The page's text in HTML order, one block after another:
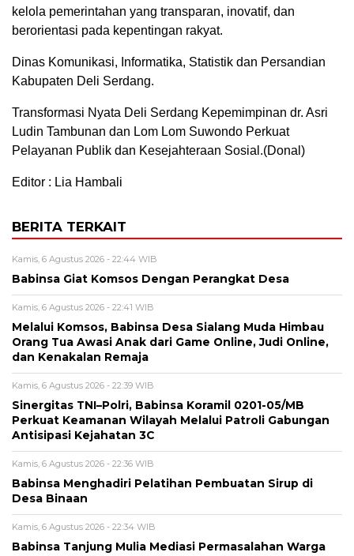
kelola pemerintahan yang transparan, inovatif, dan
berorientasi pada kepentingan rakyat.
Dinas Komunikasi, Informatika, Statistik dan Persandian
Kabupaten Deli Serdang.
Transformasi Nyata Deli Serdang Kepemimpinan dr. Asri
Ludin Tambunan dan Lom Lom Suwondo Perkuat
Pelayanan Publik dan Kesejahteraan Sosial.(Donal)
Editor : Lia Hambali
BERITA TERKAIT
Kamis, 6 Agustus 2026 - 22:44 WIB
Babinsa Giat Komsos Dengan Perangkat Desa
Kamis, 6 Agustus 2026 - 22:41 WIB
Melalui Komsos, Babinsa Desa Sialang Muda Himbau
Orang Tua Awasi Anak dari Game Online, Judi Online,
dan Kenakalan Remaja
Kamis, 6 Agustus 2026 - 22:39 WIB
Sinergitas TNI–Polri, Babinsa Koramil 0201-05/MB
Perkuat Keamanan Wilayah Melalui Patroli Gabungan
Antisipasi Kejahatan 3C
Kamis, 6 Agustus 2026 - 22:36 WIB
Babinsa Menghadiri Pelatihan Pembuatan Sirup di
Desa Binaan
Kamis, 6 Agustus 2026 - 22:34 WIB
Babinsa Tanjung Mulia Mediasi Permasalahan Warga